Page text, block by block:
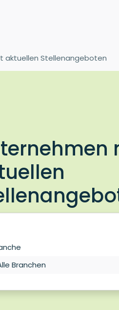
aktuellen Stellenangeboten